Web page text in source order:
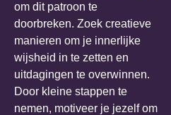
om dit patroon te
doorbreken. Zoek creatieve
manieren om je innerlijke
wijsheid in te zetten en
uitdagingen te overwinnen.
Door kleine stappen te
nemen, motiveer je jezelf om